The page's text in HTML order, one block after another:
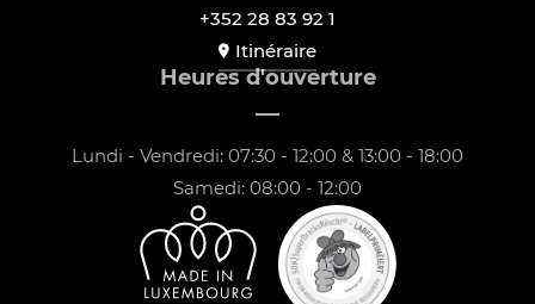
+352 28 83 92 1
Itinéraire
Heures d'ouverture
Lundi - Vendredi: 07:30 - 12:00 & 13:00 - 18:00
Samedi: 08:00 - 12:00